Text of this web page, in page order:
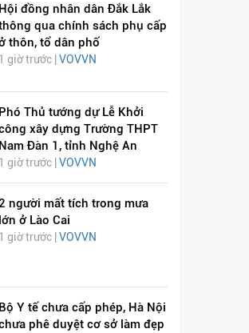
Hội đồng nhân dân Đắk Lắk
qua chính sách phụ cấp
thôn, tổ dân phố
1 giờ trước |VOVVN
Phó Thủ tướng dự Lễ Khởi
xây dựng Trường THPT
Nam Đàn 1, tỉnh Nghệ An
1 giờ trước | VOVVN
2 người mất tích trong mưa
lớn ở Lào Cai
1 giờ trước | VOVVN
Bộ Y tế chưa cấp phép, Hà Nội
phê duyệt cơ sở làm đẹp